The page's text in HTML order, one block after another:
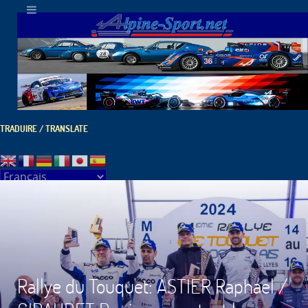
TRADUIRE / TRANSLATE
Rallye du Touquet: ASTIER Raphael /